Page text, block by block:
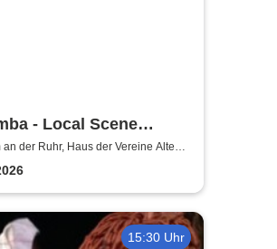
- Local Scene
an der Ruhr, Haus der Vereine Alte
Mülheim an der Ruhr
15:30 Uhr